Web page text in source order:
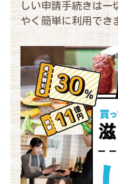
しい申請手続きは一
やく簡単に利用でき